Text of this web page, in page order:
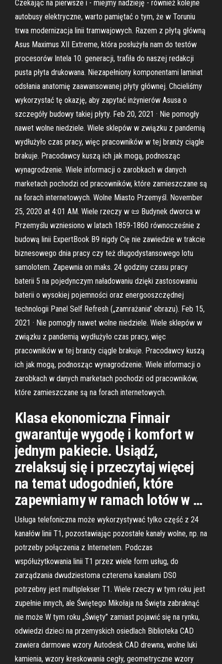
Czekając na pierwsze i - miejmy nadzieję - również kolejne
autobusy elektryczne, warto pamiętać o tym, że w Toruniu
trwa modernizacja linii tramwajowych. Razem z płytą główną
Asus Maximus XII Extreme, która posłużyła nam do testów
procesorów Intela 10. generacji, trafiła do naszej redakcji
pusta płyta drukowana. Niezapełniony komponentami laminat
odsłania anatomię zaawansowanej płyty głównej. Chcieliśmy
wykorzystać tę okazję, aby zapytać inżynierów Asusa o
szczegóły budowy takiej płyty. Feb 20, 2021 · Nie pomogły
nawet wolne niedziele. Wiele sklepów w związku z pandemią
wydłużyło czas pracy, więc pracowników w tej branży ciągle
brakuje. Pracodawcy kuszą ich jak mogą, podnosząc
wynagrodzenie. Wiele informacji o zarobkach w danych
marketach pochodzi od pracowników, które zamieszczane są
na forach internetowych. Wolne Miasto Przemyśl. November
25, 2020 at 4:01 AM. Wiele rzeczy w 📜 Budynek dworca w
Przemyślu wzniesiono w latach 1859-1860 równocześnie z
budową linii ExpertBook B9 nigdy Cię nie zawiedzie w trakcie
biznesowego dnia pracy czy też długodystansowego lotu
samolotem. Zapewnia on maks. 24 godziny czasu pracy
baterii 5 na pojedynczym naładowaniu dzięki zastosowaniu
baterii o wysokiej pojemności oraz energooszczędnej
technologii Panel Self Refresh („zamrażania” obrazu). Feb 15,
2021 · Nie pomogły nawet wolne niedziele. Wiele sklepów w
związku z pandemią wydłużyło czas pracy, więc
pracowników w tej branży ciągle brakuje. Pracodawcy kuszą
ich jak mogą, podnosząc wynagrodzenie. Wiele informacji o
zarobkach w danych marketach pochodzi od pracowników,
które zamieszczane są na forach internetowych.
Klasa ekonomiczna Finnair
gwarantuje wygodę i komfort w
jednym pakiecie. Usiądź,
zrelaksuj się i przeczytaj więcej
na temat udogodnień, które
zapewniamy w ramach lotów w …
Usługa telefoniczna może wykorzystywać tylko część z 24
kanałów linii T1, pozostawiając pozostałe kanały wolne, np. na
potrzeby połączenia z Internetem. Podczas
współużytkowania linii T1 przez wiele form usług, do
zarządzania dwudziestoma czterema kanałami DS0
potrzebny jest multiplekser T1. Wiele rzeczy w tym roku jest
zupełnie innych, ale Świętego Mikołaja na Święta zabraknąć
nie może W tym roku „Święty” zamiast pojawić się na rynku,
odwiedzi dzieci na przemyskich osiedlach Biblioteka CAD
zawiera darmowe wzory Autodesk CAD drewna, wolne luki
kamienia, wzory kreskowania cegły, geometryczne wzory